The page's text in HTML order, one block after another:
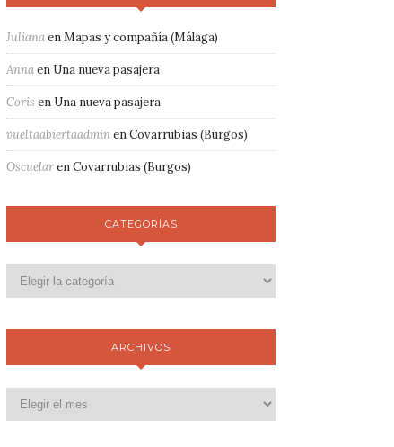
JulianaenMapas y compañía (Málaga)
Annaen Una nueva pasajera
Coris en Una nueva pasajera
vueltaabiertaadminenCovarrubias (Burgos)
OscuelarenCovarrubias (Burgos)
CATEGORÍAS
ARCHIVOS